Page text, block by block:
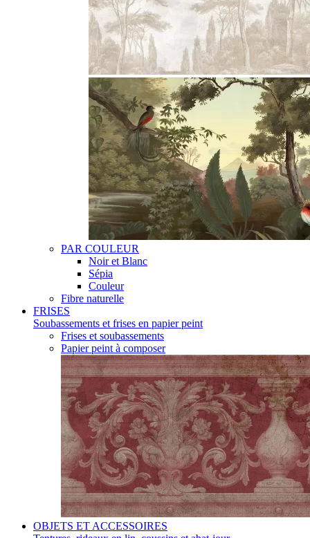
PAR COULEUR
Noir et Blanc
Sépia
Couleur
Fibre naturelle
FRISES
Soubassements et frises en papier peint
Frises et soubassements
Papier peint à composer
OBJETS ET ACCESSOIRES